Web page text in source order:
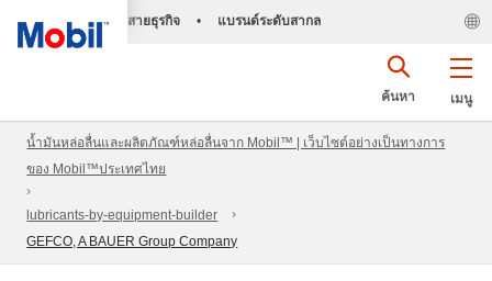
สายธุรกิจ • แบรนด์ระดับสากล
เมนู
ค้นหา
น้ำมันหล่อลื่นและผลิตภัณฑ์หล่อลื่นจาก Mobil™ | เว็บไซต์อย่างเป็นทางการ
ของ Mobil™ประเทศไทย
lubricants-by-equipment-builder
GEFCO, A BAUER Group Company